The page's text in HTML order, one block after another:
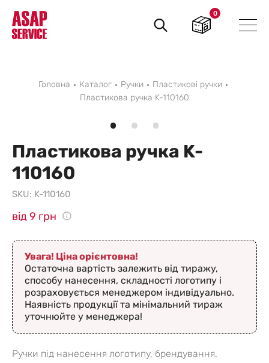
Пошук
товарів
0
Головна Каталог Ручки
Пластикові ручки
Пластикова ручка K-110160
Пластикова ручка K-
110160
SKU: K-110160
від 9 грн
Увага! Ціна орієнтовна!
Остаточна вартість залежить від тиражу,
способу нанесення, складності логотипу і
розраховується менеджером індивідуально.
Наявність продукції та мінімальний тираж
уточнюйте у менеджера!
Ручки під нанесення логотипу, брендування.